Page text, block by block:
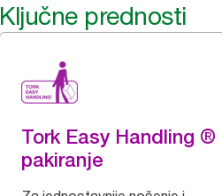
Ključne prednosti
Tork Easy Handling ®
pakiranje